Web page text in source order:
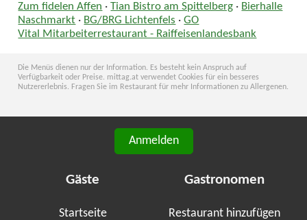
Zum fidelen Affen · Tian Bistro am Spittelberg · Bierhalle
Naschmarkt · BG/BRG Lichtenfels ·GO
Vital Mitarbeiterrestaurant - Raiffeisenlandesbank
Die Menüs dienen nur der Information. Es besteht kein Anspruch auf
Verfügbarkeit oder Preise. mittag.at verwendet Cookies für ein besseres
Nutzererlebnis. Fragen Sie im Restaurant für mehr Informationen zu Allergenen.
Anmelden
Gäste
Startseite
Gastronomen
Restaurant hinzufügen